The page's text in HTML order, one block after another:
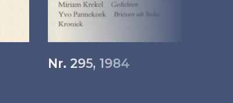
Nr. 295, 1984